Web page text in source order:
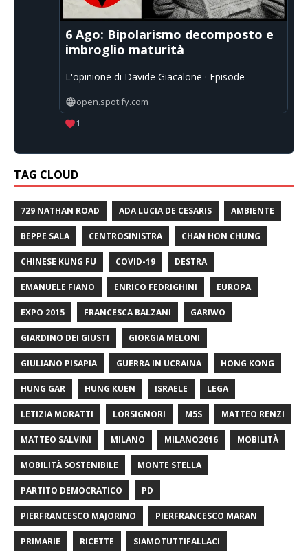
6 Ago: Bipolarismo decomposto e
imbroglio maturità
L'opinione di Davide Giacalone · Episode
open.spotify.com
1
TAG CLOUD
729 NATHAN ROAD ADA LUCIA DE CESARIS AMBIENTE
BEPPE SALA CENTROSINISTRA CHAN HON CHUNG
CHINESE KUNG FU COVID-19 DESTRA
EMANUELE FIANO ENRICO FEDRIGHINI EUROPA
EXPO 2015 FRANCESCA BALZANI GARIWO
GIARDINO DEI GIUSTI GIORGIA MELONI
GIULIANO PISAPIA GUERRA IN UCRAINA HONG KONG
HUNG GAR HUNG KUEN ISRAELE LEGA
LETIZIA MORATTI LORSIGNORI M5S MATTEO RENZI
MATTEO SALVINI MILANO MILANO2016 MOBILITÀ
MOBILITÀ SOSTENIBILE MONTE STELLA
PARTITO DEMOCRATICO PD
PIERFRANCESCO MAJORINO PIERFRANCESCO MARAN
PRIMARIE RICETTE SIAMOTUTTIFALLACI